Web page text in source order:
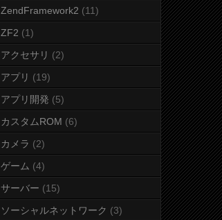
ZendFramework2 (11)
ZF2 (1)
アクセサリ (2)
アプリ (19)
アプリ開発 (5)
カスタムROM (6)
カメラ (2)
ゲーム (4)
サーバー (15)
ソーシャルネットワーク (3)